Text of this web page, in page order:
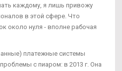
каждому, я лишь привожу
в этой сфере. Что
около нуля - вполне рабочая
платежные системы
с пиаром: в 2013 г. Она